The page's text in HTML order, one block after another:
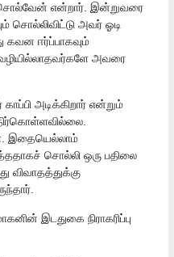
சொல்வேன் என்றார். இன்றுவரை
சொல்லிவிட்டு அவர் ஓடி
கவன ஈர்ப்பாகவும்
அவரை
அடிக்கிறார் என்றும்
இதையெல்லாம்
சொல்லி ஒரு பதிலை
விவாதத்துக்கு
இடதுகை நிராகரிப்பு